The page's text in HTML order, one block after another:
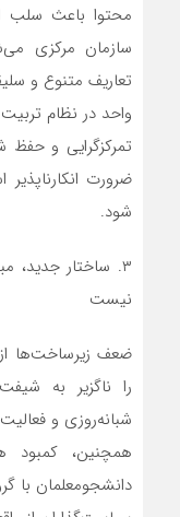
محتوا باعث سلب
سازمان مرکزی
تعاریف متنوع و
واحد در نظام
تمرکزگرایی و
ضرورت
شود.
۳. ساختار جدید،
نیست
ضعف زیرساخت‌ها
را ناگزیر به
شبانه‌روزی و
همچنین،
دانشجومعلمان با